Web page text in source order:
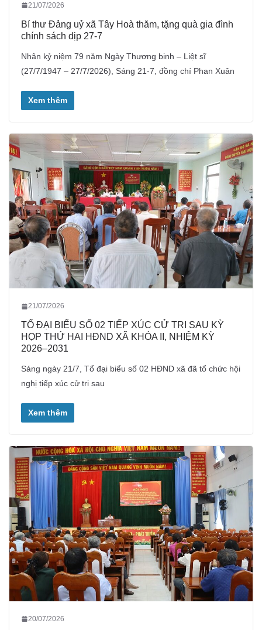
21/07/2026
Bí thư Đảng uỷ xã Tây Hoà thăm, tặng quà gia đình
chính sách dịp 27-7
Nhân kỷ niệm 79 năm Ngày Thương binh – Liệt sĩ
(27/7/1947 – 27/7/2026), Sáng 21-7, đồng chí Phan Xuân
Xem thêm
21/07/2026
TỔ ĐẠI BIỂU SỐ 02 TIẾP XÚC CỬ TRI SAU KỲ
HỌP THỨ HAI HĐND XÃ KHÓA II, NHIỆM KỲ
2026–2031
Sáng ngày 21/7, Tổ đại biểu số 02 HĐND xã đã tổ chức hội
nghị tiếp xúc cử tri sau
Xem thêm
20/07/2026